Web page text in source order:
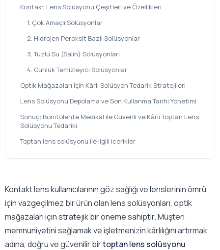
Kontakt Lens Solüsyonu Çeşitleri ve Özellikleri
1. Çok Amaçlı Solüsyonlar
2. Hidrojen Peroksit Bazlı Solüsyonlar
3. Tuzlu Su (Salin) Solüsyonları
4. Günlük Temizleyici Solüsyonlar
Optik Mağazaları İçin Kârlı Solüsyon Tedarik Stratejileri
Lens Solüsyonu Depolama ve Son Kullanma Tarihi Yönetimi
Sonuç: Bonitolente Medikal ile Güvenli ve Kârlı Toptan Lens
Solüsyonu Tedariki
Toptan lens solüsyonu ile ilgili icerikler
Kontakt lens kullanıcılarının göz sağlığı ve lenslerinin ömrü
için vazgeçilmez bir ürün olan lens solüsyonları, optik
mağazaları için stratejik bir öneme sahiptir. Müşteri
memnuniyetini sağlamak ve işletmenizin kârlılığını artırmak
adına, doğru ve güvenilir birtoptan lens solüsyonu